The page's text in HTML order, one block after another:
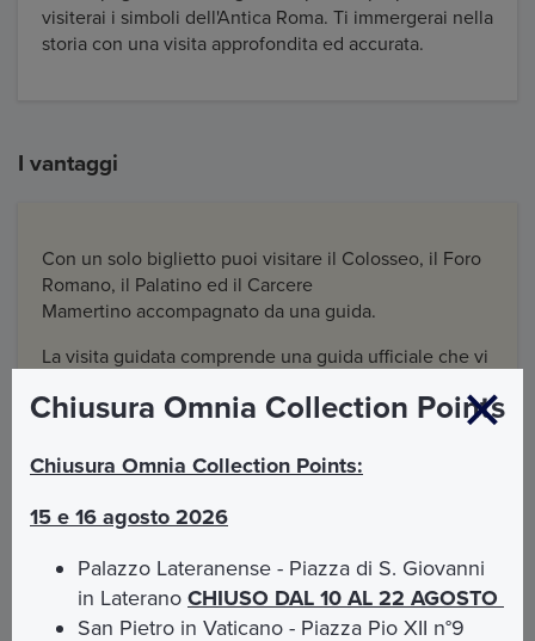
visiterai i simboli dell'Antica Roma. Ti immergerai nella
storia con una visita approfondita ed accurata.
I vantaggi
Con un solo biglietto puoi visitare il Colosseo, il Foro
Romano, il Palatino ed il Carcere
Mamertino accompagnato da una guida.
La visita guidata comprende una guida ufficiale che vi
nella lingua da voi prescelta e che vi accompagnerà
Romano fino all'esterno del Colosseo.
Cosa Include
Chiusura Omnia Collection Points
Chiusura Omnia Collection Points:
15 e 16 agosto 2026
Palazzo Lateranense - Piazza di S. Giovanni
in LateranoCHIUSO DAL 10 AL 22 AGOSTO
San Pietro in Vaticano - Piazza Pio XII n°9